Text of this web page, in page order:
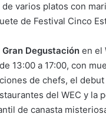
varios platos con
de Festival Cinco
Gran Degustación en el
13:00 a 17:00, con
de chefs, el
del WEC y la
de canasta